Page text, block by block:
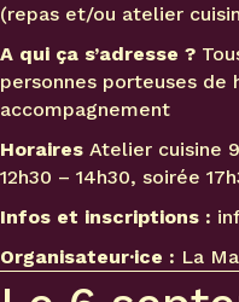
(repas et/ou atelier
A qui ça s’adresse ?
personnes porteuses de
accompagnement
Horaires Atelier cuisine
12h30 – 14h30, soirée
Infos et inscriptions :
Organisateur·ice : La